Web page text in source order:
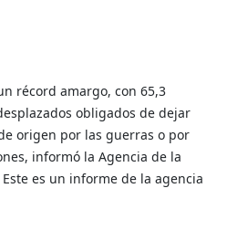
récord amargo, con 65,3
obligados de dejar
origen por las guerras o por
informó la Agencia de la
es un informe de la agencia